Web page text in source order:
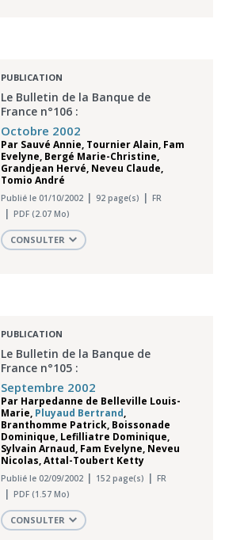
PUBLICATION
Le Bulletin de la Banque de
France n°106 :
Octobre 2002
Par Sauvé Annie, Tournier Alain, Fam
Evelyne, Bergé Marie-Christine,
Grandjean Hervé, Neveu Claude,
Tomio André
Publié le 01/10/2002 92 page(s)
FR
PDF (2.07 Mo)
CONSULTER
PUBLICATION
Le Bulletin de la Banque de
France n°105 :
Septembre 2002
Par Harpedanne de Belleville Louis-
Marie, Pluyaud Bertrand,
Branthomme Patrick, Boissonade
Dominique, Lefilliatre Dominique,
Sylvain Arnaud, Fam Evelyne, Neveu
Nicolas,Attal-Toubert Ketty
Publié le 02/09/2002 152 page(s)
FR
PDF (1.57 Mo)
CONSULTER